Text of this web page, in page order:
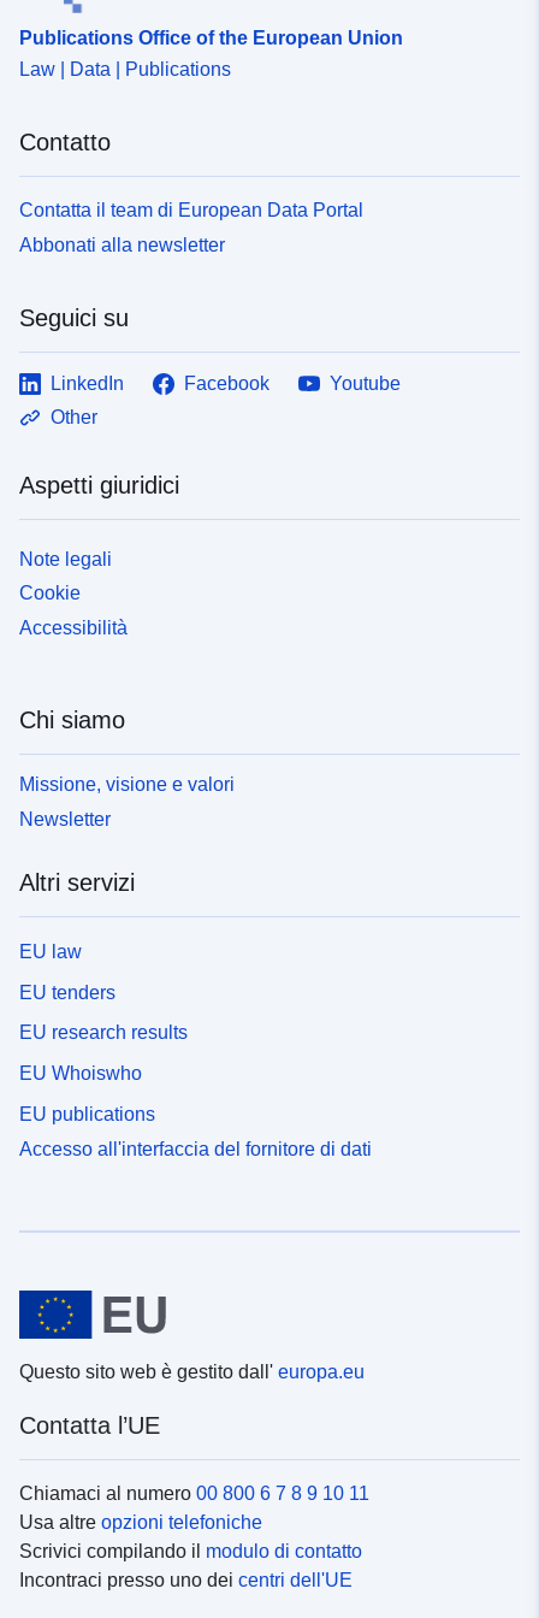
Publications Office of the European Union
Law | Data | Publications
Contatto
Contatta il team di European Data Portal
Abbonati alla newsletter
Seguici su
LinkedIn Facebook
Youtube
Other
Aspetti giuridici
Note legali
Cookie
Accessibilità
Chi siamo
Missione, visione e valori
Newsletter
Altri servizi
EU law
EU tenders
EU research results
EU Whoiswho
EU publications
Accesso all'interfaccia del fornitore di dati
Questo sito web è gestito dall' europa.eu
Contatta l’UE
Chiamaci al numero 00 800 6 7 8 9 10 11
Usa altre opzioni telefoniche
Scrivici compilando il modulo di contatto
Incontraci presso uno dei centri dell'UE